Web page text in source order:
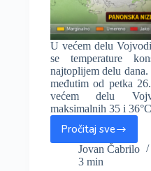
U većem delu
se temperature
najtoplijem delu
međutim od petka
većem delu
maksimalnih 35 i
Pročitaj sve
U
ponedeljak
i
Jovan Čabrilo
3 min